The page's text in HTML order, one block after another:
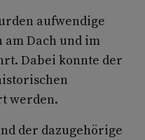
aufwendige
Dach und im
Dabei konnte der
werden.
der dazugehörige